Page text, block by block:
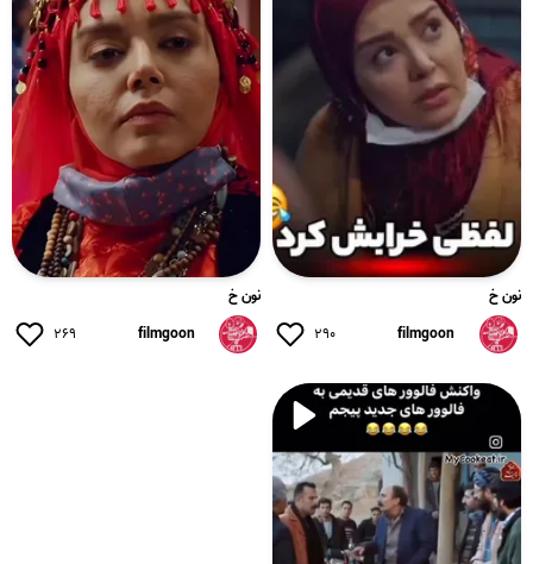
نون خ
filmgoon
۲۹۰
نون خ
filmgoon
۲۶۹